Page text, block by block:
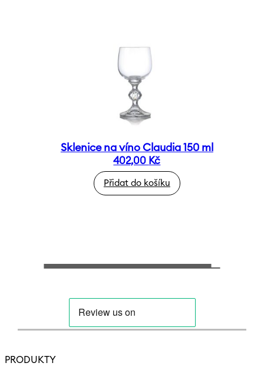
Sklenice na víno Claudia 150 ml
402,00 Kč
Přidat do košíku
PRODUKTY